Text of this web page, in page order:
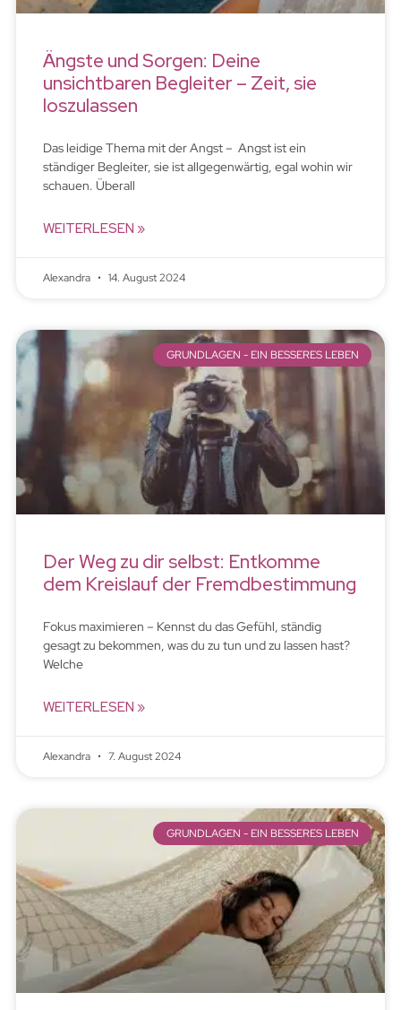
Ängste und Sorgen: Deine
unsichtbaren Begleiter – Zeit, sie
loszulassen
Das leidige Thema mit der Angst – Angst ist ein
ständiger Begleiter, sie ist allgegenwärtig, egal wohin wir
schauen. Überall
WEITERLESEN »
Alexandra 14. August 2024
GRUNDLAGEN - EIN BESSERES LEBEN
Der Weg zu dir selbst: Entkomme
dem Kreislauf der Fremdbestimmung
Fokus maximieren – Kennst du das Gefühl, ständig
gesagt zu bekommen, was du zu tun und zu lassen hast?
Welche
WEITERLESEN »
Alexandra 7. August 2024
GRUNDLAGEN - EIN BESSERES LEBEN